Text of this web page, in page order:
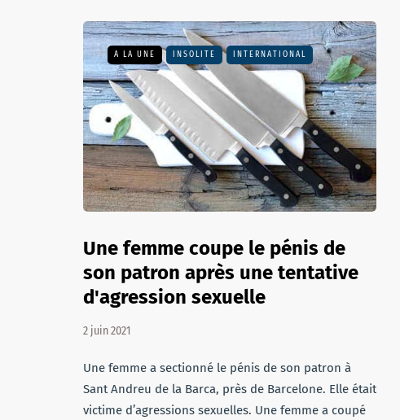
A LA UNE INSOLITE INTERNATIONAL
Une femme coupe le pénis de
son patron après une tentative
d'agression sexuelle
2 juin 2021
Une femme a sectionné le pénis de son patron à
Sant Andreu de la Barca, près de Barcelone. Elle était
victime d’agressions sexuelles. Une femme a coupé